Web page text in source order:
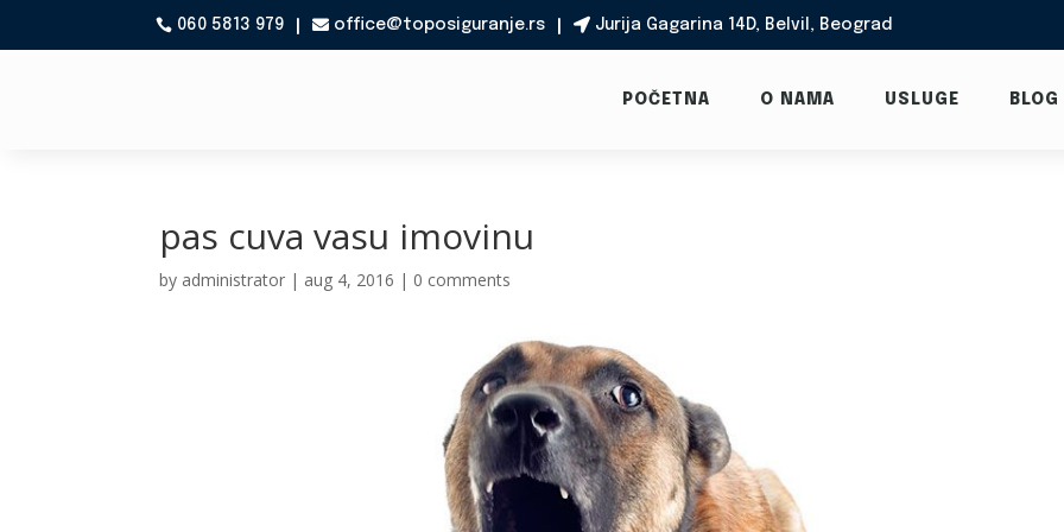
060 5813 979  office@toposiguranje.rs Jurija Gagarina 14D, Belvil, Beograd
POČETNA O NAMA USLUGE BLOG
pas cuva vasu imovinu
by administrator | aug 4, 2016 | 0 comments